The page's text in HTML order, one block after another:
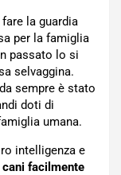
la guardia
per la famiglia
passato lo si
selvaggina.
sempre è stato
doti di
umana.
intelligenza e
cani facilmente